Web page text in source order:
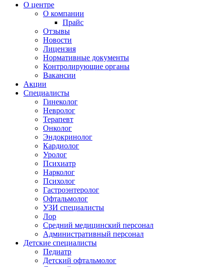
О центре
О компании
Прайс
Отзывы
Новости
Лицензия
Нормативные документы
Контролирующие органы
Вакансии
Акции
Специалисты
Гинеколог
Невролог
Терапевт
Онколог
Эндокринолог
Кардиолог
Уролог
Психиатр
Нарколог
Психолог
Гастроэнтеролог
Офтальмолог
УЗИ специалисты
Лор
Средний медицинский персонал
Административный персонал
Детские специалисты
Педиатр
Детский офтальмолог